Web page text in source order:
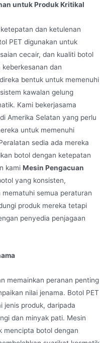
untuk Produk Kritikal
dan ketulenan
PET digunakan untuk
cecair, dan kualiti botol
dan
bentuk untuk memenuhi
kawalan gelung
Kami bekerjasama
Amerika Selatan yang perlu
untuk memenuhi
sedia ada mereka
botol dengan ketepatan
kami Mesin Pengacuan
yang konsisten,
semua peraturan
produk mereka tetapi
penyedia penjagaan
memainkan peranan penting
nilai jenama. Botol PET
jenis produk, daripada
dan minyak pati. Mesin
mencipta botol dengan